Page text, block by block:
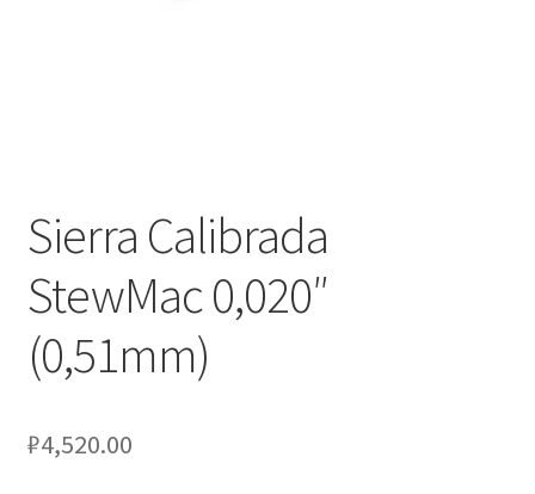
Sierra Calibrada
StewMac 0,020″
(0,51mm)
₽4,520.00